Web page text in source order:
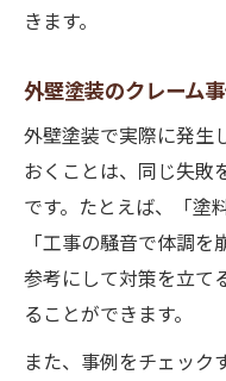
きます。
外壁塗装のクレーム
外壁塗装で実際に発生
おくことは、同じ失敗
です。たとえば、「塗
「工事の騒音で体調
参考にして対策を立て
ることができます。
また、事例をチェック